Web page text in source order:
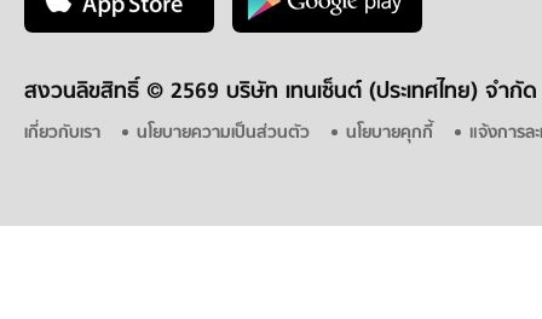
สงวนลิขสิทธิ์ © 2569 บริษัท เทนเซ็นต์ (ประเทศไทย) จำกัด
เกี่ยวกับเรา นโยบายความเป็นส่วนตัว นโยบายคุกกี้ แจ้งการล